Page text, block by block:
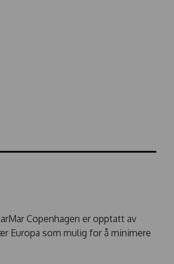
Copenhagen er opptatt av
Europa som mulig for å minimere